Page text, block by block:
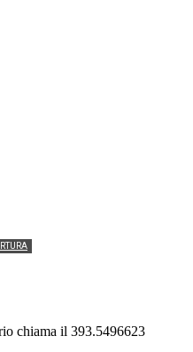
chiama il 393.5496623